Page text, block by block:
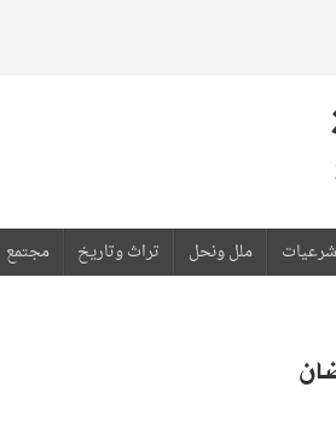
شرعيات ملل ونحل تراث وتاريخ مجتمع